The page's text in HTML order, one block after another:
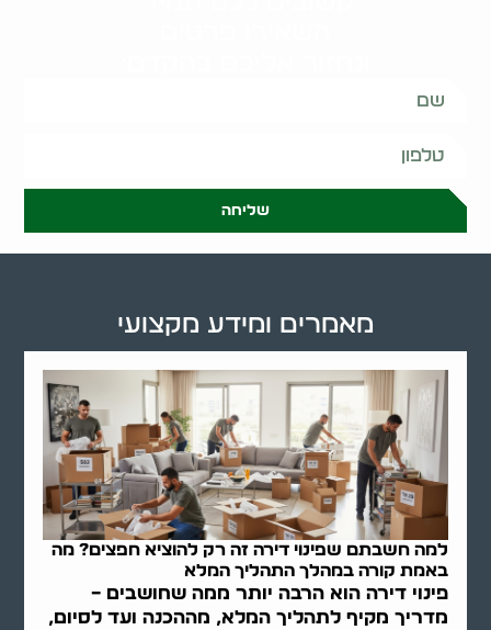
שליחה
למה חשבתם שפינוי דירה זה רק להוציא חפצים? מה
באמת קורה במהלך התהליך המלא
פינוי דירה הוא הרבה יותר ממה שחושבים –
מדריך מקיף לתהליך המלא, מההכנה ועד לסיום,
מאמרים ומידע מקצועי